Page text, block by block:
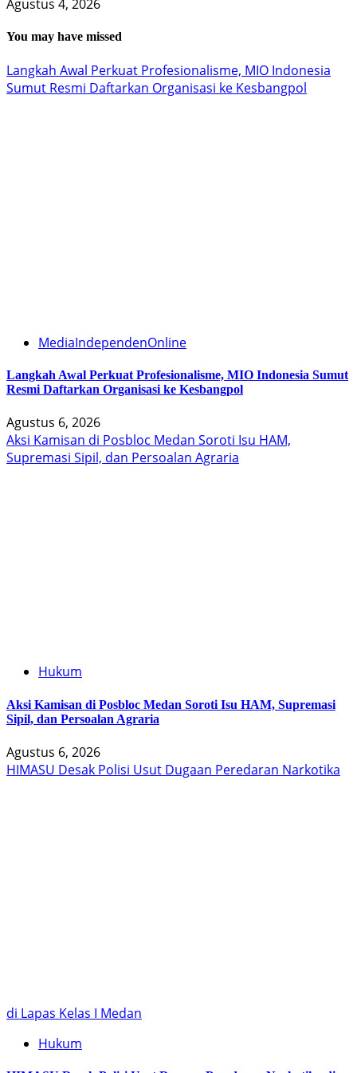
Agustus 4, 2026
You may have missed
Langkah Awal Perkuat Profesionalisme, MIO Indonesia
Sumut Resmi Daftarkan Organisasi ke Kesbangpol
MediaIndependenOnline
Langkah Awal Perkuat Profesionalisme, MIO Indonesia Sumut
Resmi Daftarkan Organisasi ke Kesbangpol
Agustus 6, 2026
Aksi Kamisan di Posbloc Medan Soroti Isu HAM,
Supremasi Sipil, dan Persoalan Agraria
Hukum
Aksi Kamisan di Posbloc Medan Soroti Isu HAM, Supremasi
Sipil, dan Persoalan Agraria
Agustus 6, 2026
HIMASU Desak Polisi Usut Dugaan Peredaran Narkotika
di Lapas Kelas I Medan
Hukum